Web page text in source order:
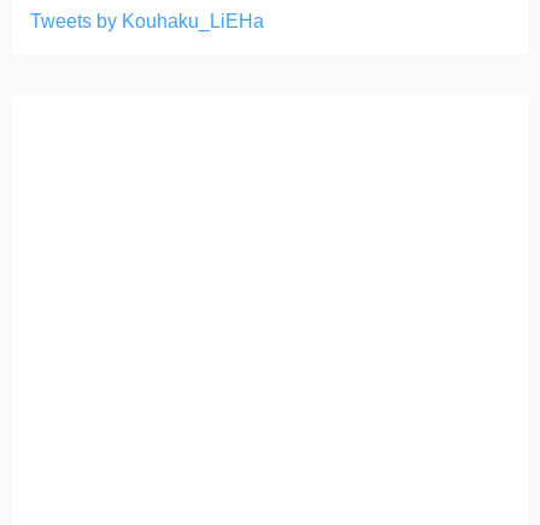
Tweets by Kouhaku_LiEHa